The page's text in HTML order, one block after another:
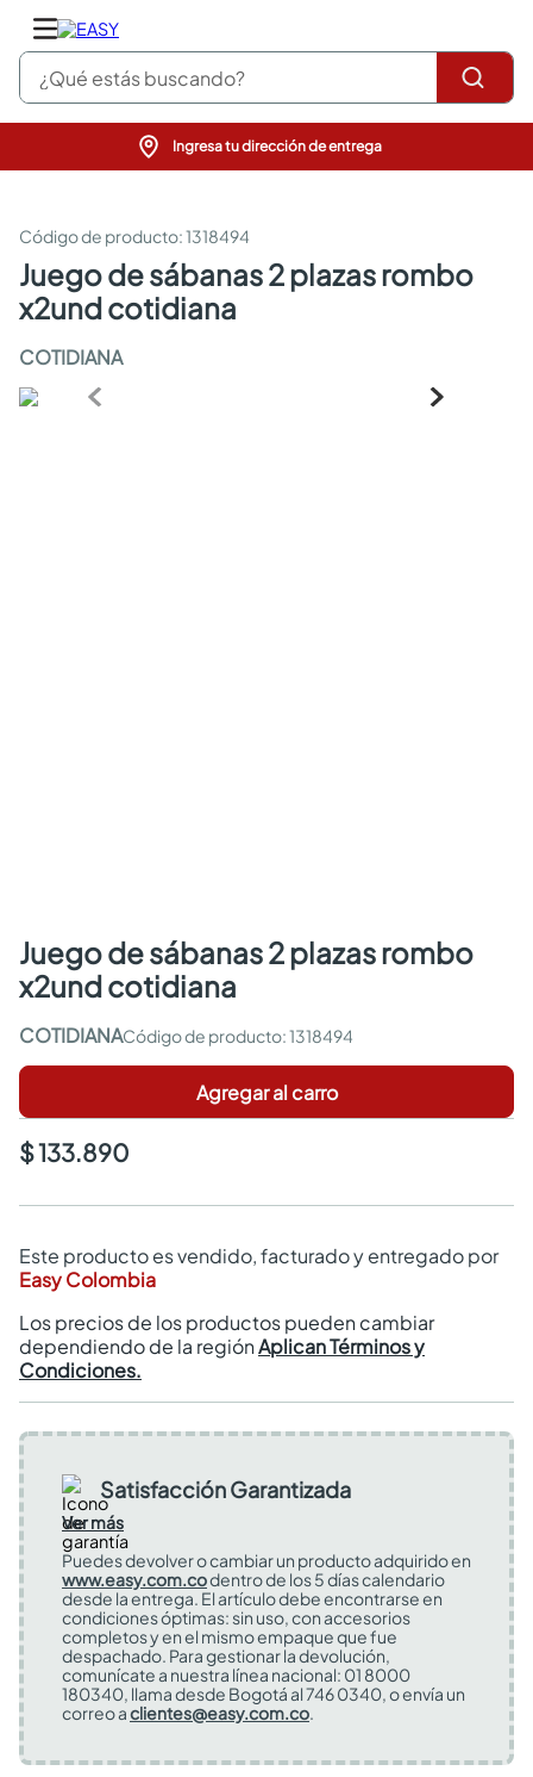
¿Qué estás buscando?
Ingresa tu dirección de entrega
:1318494
juego de sábanas 2 plazas rombo
x2und cotidiana
COTIDIANA
juego de sábanas 2 plazas rombo
x2und cotidiana
COTIDIANA :1318494
Agregar al carro
$ 133.890
Este producto es vendido, facturado y entregado por
Easy Colombia
Los precios de los productos pueden cambiar
dependiendo de la regiónAplican Términos y
Condiciones.
Satisfacción Garantizada
Ver más
Puedes devolver o cambiar un producto adquirido en
www.easy.com.codentro de los 5 días calendario
desde la entrega. El artículo debe encontrarse en
condiciones óptimas: sin uso, con accesorios
completos y en el mismo empaque que fue
despachado. Para gestionar la devolución,
comunícate a nuestra línea nacional: 01 8000
180340, llama desde Bogotá al 746 0340, o envía un
correo aclientes@easy.com.co.
pinturas
sanitarios
comedor
escritorio
comedores
armarios closet